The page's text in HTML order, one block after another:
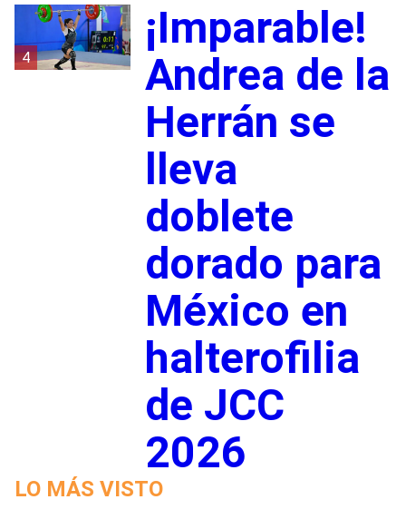
4
¡Imparable!
Andrea de la
Herrán se
lleva
doblete
dorado para
México en
halterofilia
de JCC
2026
LO MÁS VISTO